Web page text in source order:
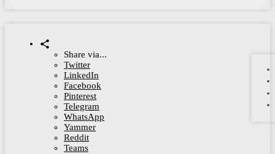
Share via...
Twitter
LinkedIn
Facebook
Pinterest
Telegram
WhatsApp
Yammer
Reddit
Teams